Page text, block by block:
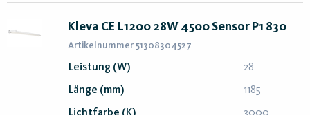
Kleva CE L1200 28W 4500 Sensor P1 830
Artikelnummer 51308304527
Leistung (W) 28
Länge (mm) 1185